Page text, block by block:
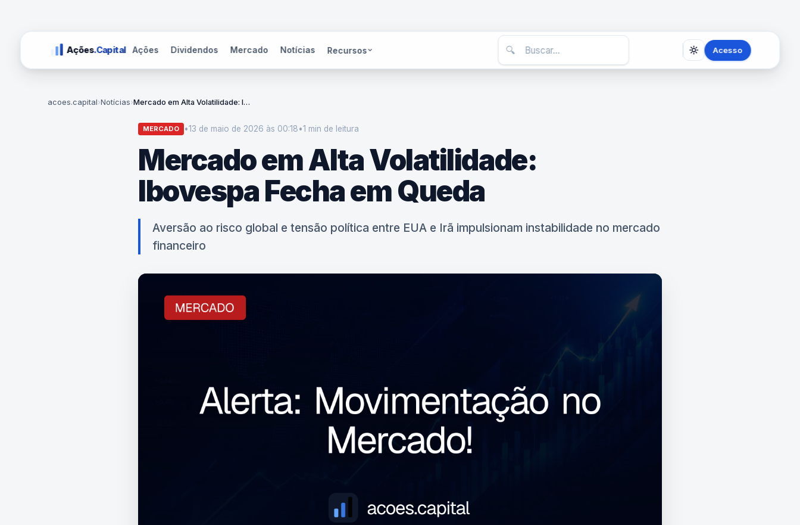
Ações.Capital Ações Dividendos Mercado Notícias Recursos 🔍 Acesso
acoes.capital›Notícias› Mercado em Alta Volatilidade: Ibovespa Fecha em Queda
MERCADO •13 de maio de 2026 às 00:18•1 min de leitura
Mercado em Alta Volatilidade:
Ibovespa Fecha em Queda
Aversão ao risco global e tensão política entre EUA e Irã impulsionam instabilidade no mercado
financeiro